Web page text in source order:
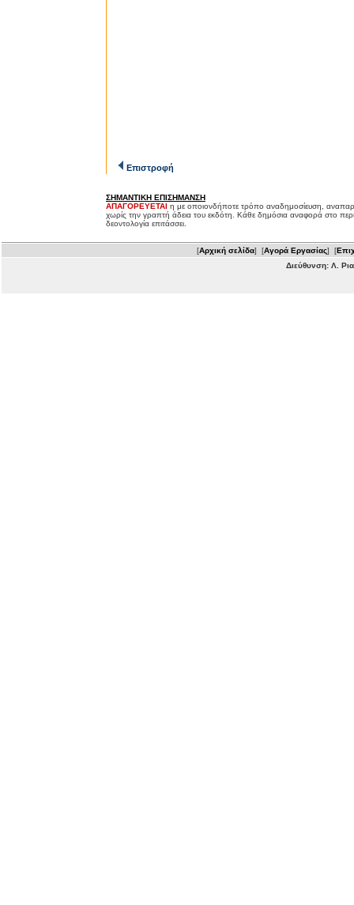
Επιστροφή
ΣΗΜΑΝΤΙΚΗ ΕΠΙΣΗΜΑΝΣΗ
ΑΠΑΓΟΡΕΥΕΤΑΙ η με οποιονδήποτε τρόπο αναδημοσίευση,
χωρίς την γραπτή άδεια του εκδότη. Κάθε δημόσια αναφορά στο
δεοντολογία επιτάσσει.
[Αρχική σελίδα] [Αγορά Εργασίας] [
Διεύθυνση: Λ.